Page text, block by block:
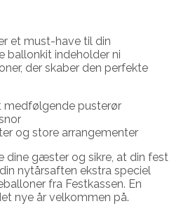
et must-have til din
ballonkit indeholder ni
der skaber den perfekte
medfølgende pusterør
og store arrangementer
dine gæster og sikre, at din fest
nytårsaften ekstra speciel
fra Festkassen. En
nye år velkommen på.